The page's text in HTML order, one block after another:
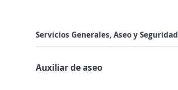
Servicios Generales, Aseo y Seguridad
Auxiliar de aseo